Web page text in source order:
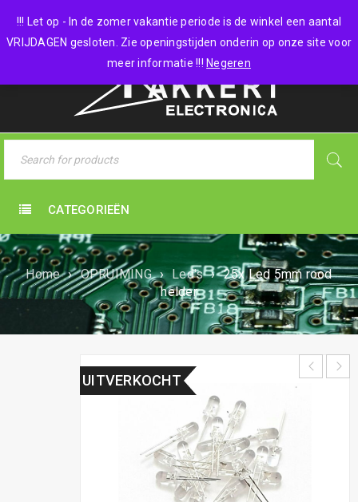
!!! Let op - In de zomer vakantie periode is de winkel een aantal
VRIJDAGEN gesloten. Zie openingstijden onderin op onze site voor
meer informatie !!! Negeren
0 items - €0,00
CATEGORIEËN
Home › OPRUIMING › Led's › 25x Led 5mm rood
helder
UITVERKOCHT